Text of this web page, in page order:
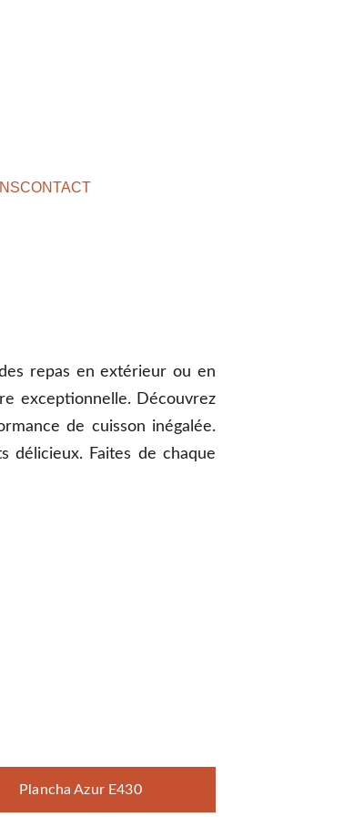
CONTACT
repas en extérieur ou en
exceptionnelle. Découvrez
de cuisson inégalée.
délicieux. Faites de chaque
Plancha Azur E430